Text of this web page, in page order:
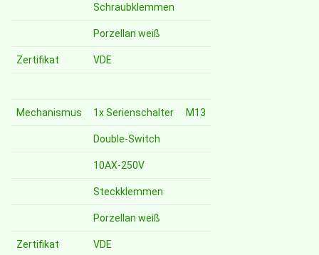
Schraubklemmen
Porzellan weiß
Zertifikat VDE
Mechanismus 1x Serienschalter M13
Double-Switch
10AX-250V
Steckklemmen
Porzellan weiß
Zertifikat VDE